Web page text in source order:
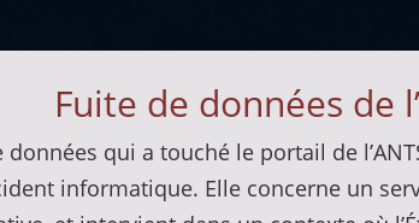
Fuite de données de
données qui a touché le portail de
informatique. Elle concerne un